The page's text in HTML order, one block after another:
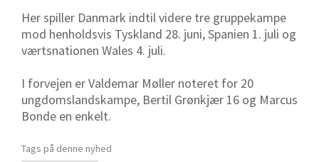
Her spiller Danmark indtil videre tre gruppekampe
mod henholdsvis Tyskland 28. juni, Spanien 1. juli og
værtsnationen Wales 4. juli.
I forvejen er Valdemar Møller noteret for 20
ungdomslandskampe, Bertil Grønkjær 16 og Marcus
Bonde en enkelt.
Tags på denne nyhed